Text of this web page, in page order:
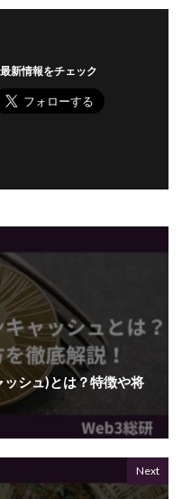
最新情報をチェック
シュ)とは？特徴や将
Next